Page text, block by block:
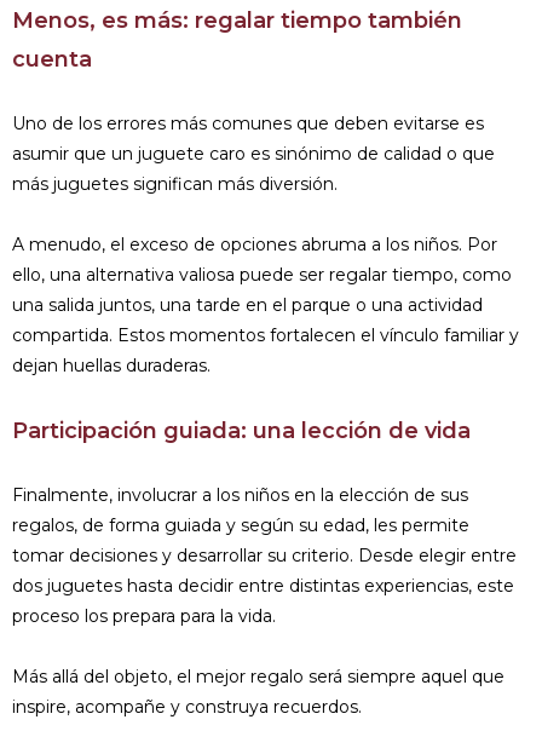
Menos, es más: regalar tiempo también
cuenta
Uno de los errores más comunes que deben evitarse es
asumir que un juguete caro es sinónimo de calidad o que
más juguetes significan más diversión.
A menudo, el exceso de opciones abruma a los niños. Por
ello, una alternativa valiosa puede ser regalar tiempo, como
una salida juntos, una tarde en el parque o una actividad
compartida. Estos momentos fortalecen el vínculo familiar y
dejan huellas duraderas.
Participación guiada: una lección de vida
Finalmente, involucrar a los niños en la elección de sus
regalos, de forma guiada y según su edad, les permite
tomar decisiones y desarrollar su criterio. Desde elegir entre
dos juguetes hasta decidir entre distintas experiencias, este
proceso los prepara para la vida.
Más allá del objeto, el mejor regalo será siempre aquel que
inspire, acompañe y construya recuerdos.